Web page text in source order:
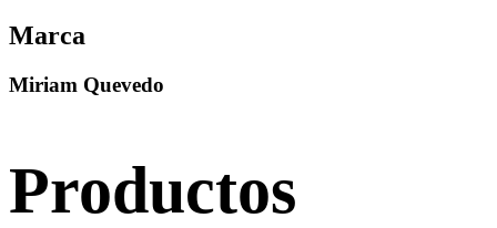
Marca
Miriam Quevedo
Productos